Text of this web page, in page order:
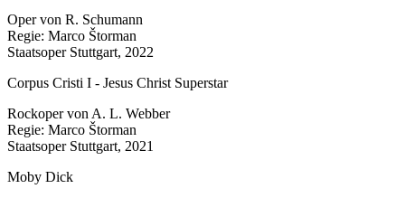
Oper von R. Schumann
Regie: Marco Štorman
Staatsoper Stuttgart, 2022
Corpus Cristi I - Jesus Christ Superstar
Rockoper von A. L. Webber
Regie: Marco Štorman
Staatsoper Stuttgart, 2021
Moby Dick